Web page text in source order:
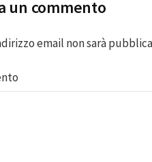
un commento
email non sarà